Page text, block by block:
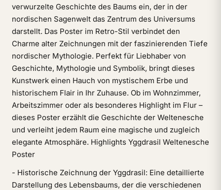
verwurzelte Geschichte des Baums ein, der in der
nordischen Sagenwelt das Zentrum des Universums
darstellt. Das Poster im Retro-Stil verbindet den
Charme alter Zeichnungen mit der faszinierenden Tiefe
nordischer Mythologie. Perfekt für Liebhaber von
Geschichte, Mythologie und Symbolik, bringt dieses
Kunstwerk einen Hauch von mystischem Erbe und
historischem Flair in Ihr Zuhause. Ob im Wohnzimmer,
Arbeitszimmer oder als besonderes Highlight im Flur –
dieses Poster erzählt die Geschichte der Weltenesche
und verleiht jedem Raum eine magische und zugleich
elegante Atmosphäre. Highlights Yggdrasil Weltenesche
Poster
- Historische Zeichnung der Yggdrasil: Eine detaillierte
Darstellung des Lebensbaums, der die verschiedenen